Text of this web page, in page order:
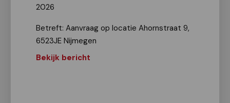
2026
Betreft: Aanvraag op locatie Ahornstraat 9,
6523JE Nijmegen
Bekijk bericht